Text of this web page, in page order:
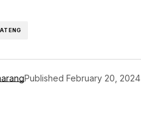
Published February 20, 2024